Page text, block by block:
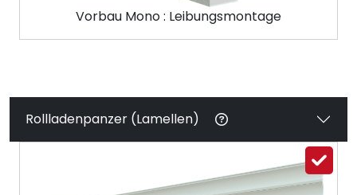
Vorbau Mono : Leibungsmontage
Rollladenpanzer (Lamellen)